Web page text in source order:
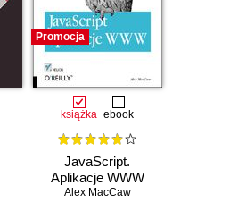
Promocja
książka ebook
JavaScript.
Aplikacje WWW
Alex MacCaw